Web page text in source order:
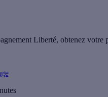
Liberté, obtenez votre